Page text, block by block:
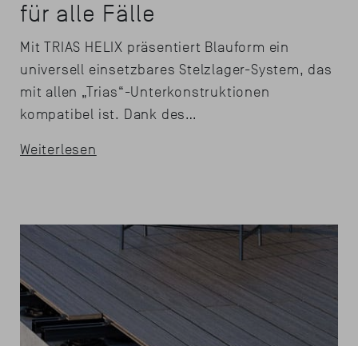
für alle Fälle
Mit TRIAS HELIX präsentiert Blauform ein
universell einsetzbares Stelzlager-System, das
mit allen „Trias“-Unterkonstruktionen
kompatibel ist. Dank des…
Weiterlesen